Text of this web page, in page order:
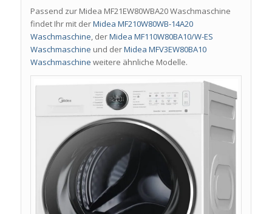
Passend zur Midea MF21EW80WBA20 Waschmaschine
findet Ihr mit derMidea MF210W80WB-14A20
Waschmaschine, derMidea MF110W80BA10/W-ES
Waschmaschine und derMidea MFV3EW80BA10
Waschmaschine weitere ähnliche Modelle.